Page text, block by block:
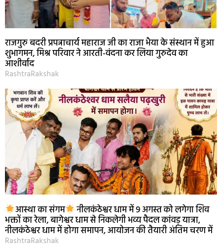
राजगुरु बदरी प्रपन्नाचार्य महाराज जी का राजा भैया के संस्थान में हुआ
शुभागमन, मिश्र परिवार ने आरती-वंदना कर लिया गुरुदेव का
आशीर्वाद
RashtraRakshak
आस्था का संगम नीलकंठेश्वर धाम में 9 अगस्त को लगेगा शिव
भक्तों का रेला, बागेश्वर धाम से निकलेगी भव्य पैदल कांवड़ यात्रा,
नीलकंठेश्वर धाम में होगा समापन, आयोजन की तैयारी अंतिम चरण में
RashtraRakshak